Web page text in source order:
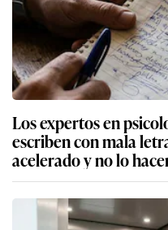
Los expertos en
escriben con mala
acelerado y no lo